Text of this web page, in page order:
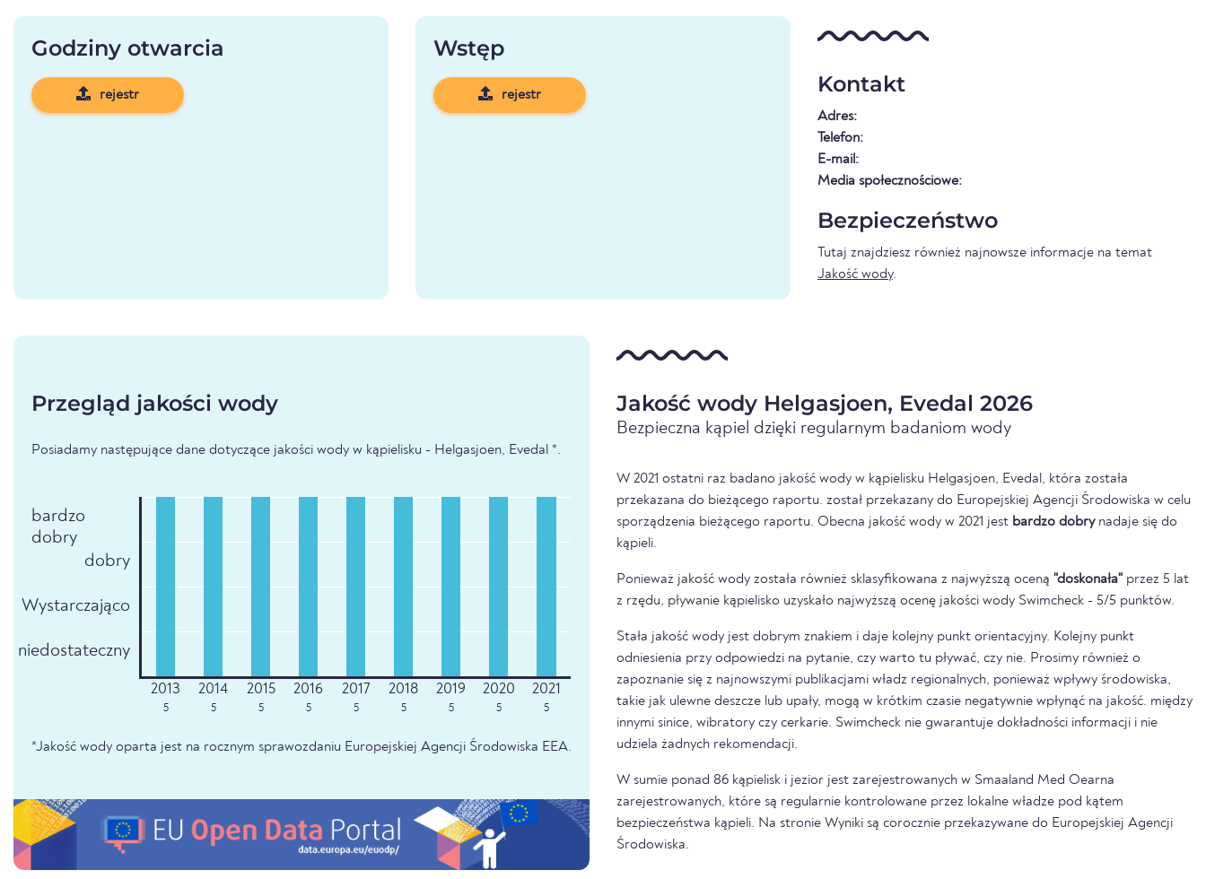
Godziny otwarcia
rejestr
Wstęp
rejestr Kontakt
Adres:
Telefon:
E-mail:
Media społecznościowe:
Bezpieczeństwo
Tutaj znajdziesz również najnowsze informacje na temat
Jakość wody.
Przegląd jakości wody
Posiadamy następujące dane dotyczące jakości wody w kąpielisku - Helgasjoen, Evedal *.
bardzo
dobry
dobry
Wystarczająco
niedostateczny
5 5 5 5 5 5 5 5 5
*Jakość wody oparta jest na rocznym sprawozdaniu Europejskiej Agencji Środowiska EEA.
Jakość wody Helgasjoen, Evedal 2026
Bezpieczna kąpiel dzięki regularnym badaniom wody
W 2021 ostatni raz badano jakość wody w kąpielisku Helgasjoen, Evedal, która została
przekazana do bieżącego raportu. został przekazany do Europejskiej Agencji Środowiska w celu
sporządzenia bieżącego raportu. Obecna jakość wody w 2021 jest bardzo dobrynadaje się do
kąpieli.
Ponieważ jakość wody została również sklasyfikowana z najwyższą oceną "doskonała" przez 5 lat
z rzędu, pływanie kąpielisko uzyskało najwyższą ocenę jakości wody Swimcheck - 5/5 punktów.
Stała jakość wody jest dobrym znakiem i daje kolejny punkt orientacyjny. Kolejny punkt
odniesienia przy odpowiedzi na pytanie, czy warto tu pływać, czy nie. Prosimy również o
zapoznanie się z najnowszymi publikacjami władz regionalnych, ponieważ wpływy środowiska,
takie jak ulewne deszcze lub upały, mogą w krótkim czasie negatywnie wpłynąć na jakość. między
innymi sinice, wibratory czy cerkarie. Swimcheck nie gwarantuje dokładności informacji i nie
udziela żadnych rekomendacji.
W sumie ponad 86 kąpielisk i jezior jest zarejestrowanych w Smaaland Med Oearna
zarejestrowanych, które są regularnie kontrolowane przez lokalne władze pod kątem
bezpieczeństwa kąpieli. Na stronie Wyniki są corocznie przekazywane do Europejskiej Agencji
Środowiska.